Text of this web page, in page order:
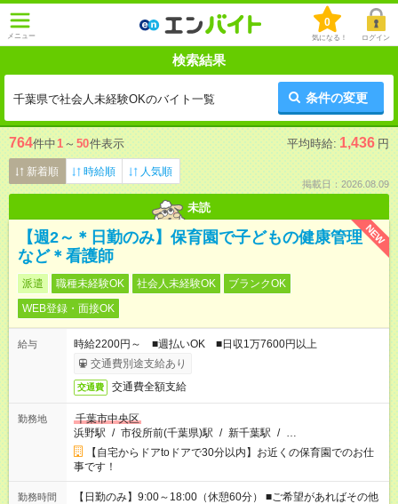
メニュー
0
気になる！ ログイン
検索結果
千葉県で社会人未経験OKのバイト一覧 条件の変更
764件中1 ～ 50件表示 平均時給: 1,436 円
新着順 時給順 人気順
掲載日：2026.08.09
未読
NEW
【週2～＊日勤のみ】保育園で子どもの健康管理
など＊看護師
派遣 職種未経験OK 社会人未経験OK
ブランクOK
WEB登録・面接OK
給与
時給2200円～ ■週払いOK ■日収1万7600円以上
交通費別途支給あり
交通費 交通費全額支給
勤務地
千葉市中央区
浜野駅 / 市役所前(千葉県)駅 / 新千葉駅 / …
【自宅からドアtoドアで30分以内】お近くの保育園でのお仕
事です！
勤務時間
【日勤のみ】9:00～18:00（休憩60分） ■ご希望があればその他